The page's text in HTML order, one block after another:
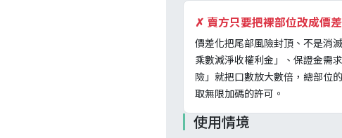
✗ 賣方只要把裸部位改成價
價差化把尾部風險封頂、不是消
乘數減淨收權利金」、保證金需
險」就把口數放大數倍，總部位
取無限加碼的許可。
使用情境